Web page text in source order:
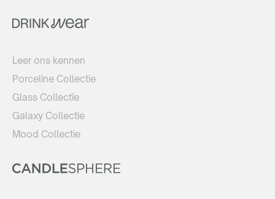
Leer ons kennen
Porceline Collectie
Glass Collectie
Galaxy Collectie
Mood Collectie